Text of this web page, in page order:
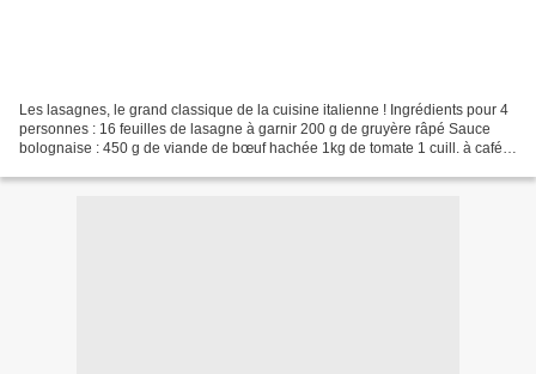
Les lasagnes, le grand classique de la cuisine italienne ! Ingrédients pour 4
personnes : 16 feuilles de lasagne à garnir 200 g de gruyère râpé Sauce
bolognaise : 450 g de viande de bœuf hachée 1kg de tomate 1 cuill. à café